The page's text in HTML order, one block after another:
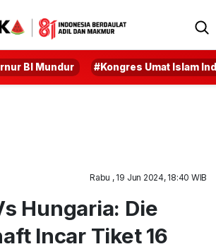
BI Mundur #Kongres Umat Islam
Rabu , 19 Jun 2024, 18:40 WIB
Hungaria: Die
Incar Tiket 16